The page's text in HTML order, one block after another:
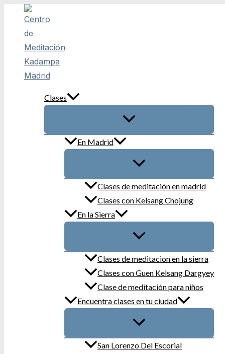
contenido
Clases
En Madrid
Clases de meditación en madrid
Clases con Kelsang Chojung
En la Sierra
Clases de meditacion en la sierra
Clases con Guen Kelsang Dargyey
Clase de meditación para niños
Encuentra clases en tu ciudad
San Lorenzo Del Escorial